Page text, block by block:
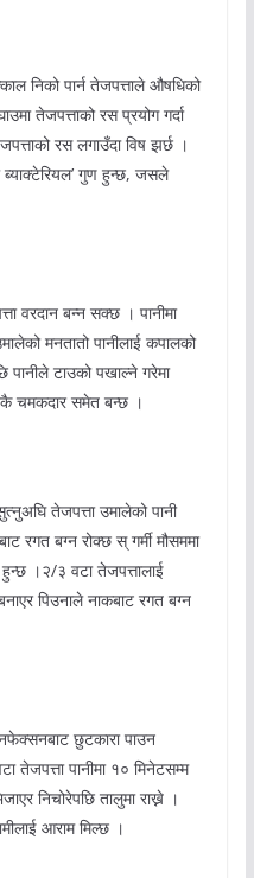
निको पार्न तेजपत्ताले औषधिको
तेजपत्ताको रस प्रयोग गर्दा
रस लगाउँदा विष झर्छ ।
ब्याक्टेरियल’ गुण हुन्छ, जसले
वरदान बन्न सक्छ । पानीमा
मनतातो पानीलाई कपालको
पानीले टाउको पखाल्ने गरेमा
चमकदार समेत बन्छ ।
तेजपत्ता उमालेको पानी
रगत बग्न रोक्छ स् गर्मी मौसममा
।२/३ वटा तेजपत्तालाई
पिउनाले नाकबाट रगत बग्न
छुटकारा पाउन
तेजपत्ता पानीमा १० मिनेटसम्म
निचोरेपछि तालुमा राख्ने ।
आराम मिल्छ ।